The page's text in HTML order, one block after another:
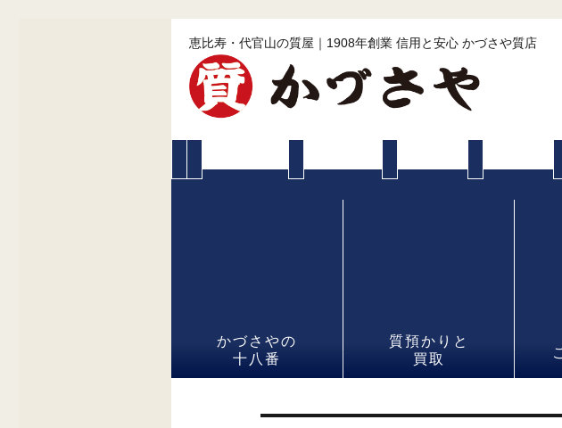
恵比寿・代官山の質屋｜1908年創業 信用と安心 かづさや質店
かづさやの
十八番
質預かりと
買取